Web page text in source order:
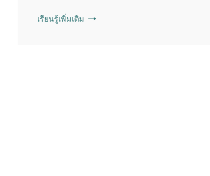
เรียนรู้เพิ่มเติม